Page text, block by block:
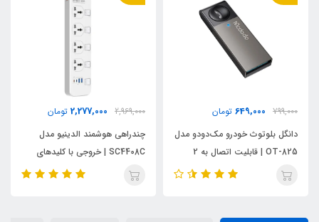
799,000
649,000 تومان
دانگل بلوتوث خودرو مک‌دودو مدل
OT-825 | قابلیت اتصال به 2
گوشی
2,969,000
2,277,000 تومان
چند‌راهی هوشمند الدینیو مدل
SC4408C | خروجی با کلیدهای
مستقل و ۴ پورت شارژ